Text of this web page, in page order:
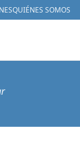
QUIÉNES SOMOS